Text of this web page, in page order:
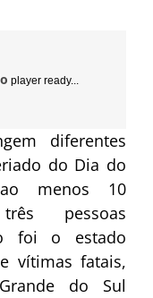
player ready...
diferentes
do Dia do
ao menos 10
pessoas
foi o estado
vítimas fatais,
do Sul